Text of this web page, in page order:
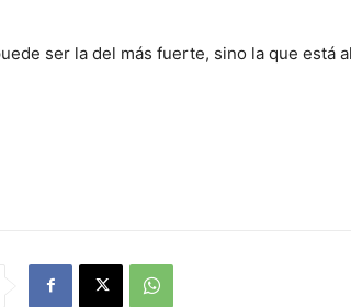
ser la del más fuerte, sino la que está